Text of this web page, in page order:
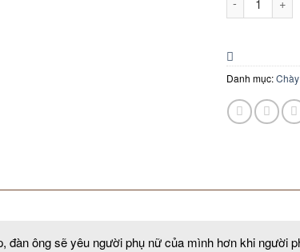
Danh mục:
đàn ông sẽ yêu người phụ nữ của mình hơn khi người